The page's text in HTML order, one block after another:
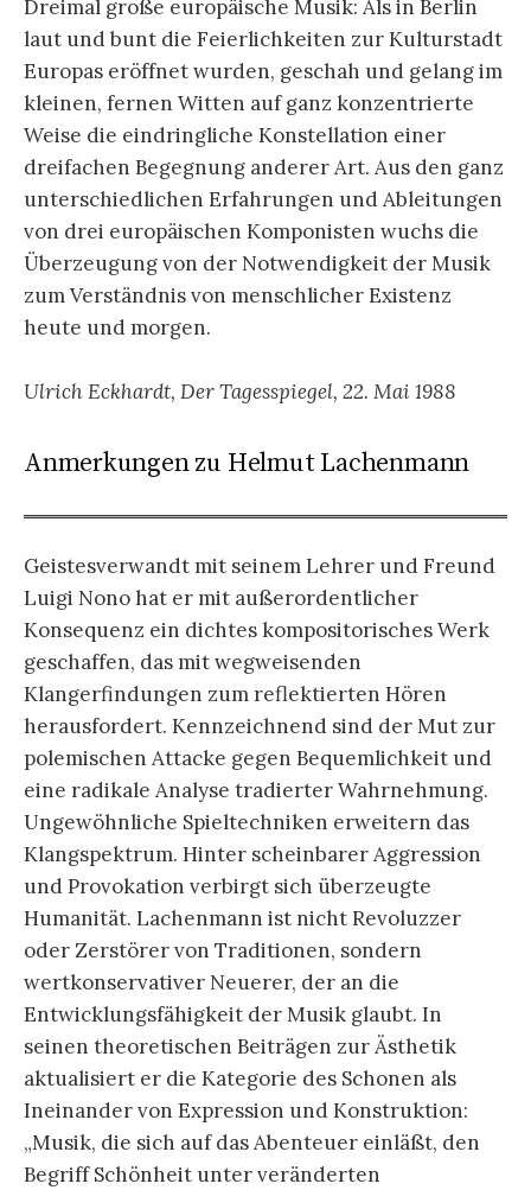
Dreimal große europäische Musik: Als in Berlin
laut und bunt die Feierlichkeiten zur Kulturstadt
Europas eröffnet wurden, geschah und gelang im
kleinen, fernen Witten auf ganz konzentrierte
Weise die eindringliche Konstellation einer
dreifachen Begegnung anderer Art. Aus den ganz
unterschiedlichen Erfahrungen und Ableitungen
von drei europäischen Komponisten wuchs die
Überzeugung von der Notwendigkeit der Musik
zum Verständnis von menschlicher Existenz
heute und morgen.
Ulrich Eckhardt, Der Tagesspiegel, 22. Mai 1988
Anmerkungen zu Helmut Lachenmann
Geistesverwandt mit seinem Lehrer und Freund
Luigi Nono hat er mit außerordentlicher
Konsequenz ein dichtes kompositorisches Werk
geschaffen, das mit wegweisenden
Klangerfindungen zum reflektierten Hören
herausfordert. Kennzeichnend sind der Mut zur
polemischen Attacke gegen Bequemlichkeit und
eine radikale Analyse tradierter Wahrnehmung.
Ungewöhnliche Spieltechniken erweitern das
Klangspektrum. Hinter scheinbarer Aggression
und Provo­kation verbirgt sich überzeugte
Humanität. Lachenmann ist nicht Revoluzzer
oder Zerstörer von Traditionen, sondern
wertkonservativer Neuerer, der an die
Entwicklungsfähigkeit der Musik glaubt. In
seinen theoretischen Beiträgen zur Ästhetik
aktualisiert er die Kategorie des Schonen als
Ineinander von Expression und Konstruktion:
„Musik, die sich auf das Abenteuer einläßt, den
Begriff Schönheit unter veränderten